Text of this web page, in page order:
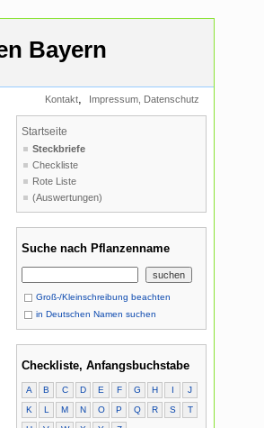
Bayern
Kontakt, Impressum, Datenschutz
Startseite
Steckbriefe
Checkliste
Rote Liste
(Auswertungen)
Suche nach Pflanzenname
Groß-/Kleinschreibung beachten
in Deutschen Namen suchen
Checkliste, Anfangsbuchstabe
A B C D E F G H I
J
K
L M N O P Q R S
T